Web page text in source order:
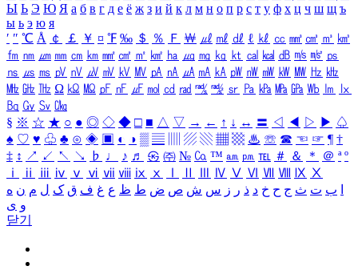
Ы Ь Э Ю Я а б в г д е ё ж з и й к л м н о п р с т у ф х ц ч ш щ ъ
ы ь э ю я
′ ″ ℃ Å ￠ ￡ ￥ ¤ ℉ ‰ ＄ ％ Ｆ ￦ ㎕ ㎖ ㎗ ℓ ㎘ ㏄ ㎣ ㎤ ㎥ ㎦
㎙ ㎚ ㎛ ㎜ ㎝ ㎞ ㎟ ㎠ ㎡ ㎢ ㏊ ㎍ ㎎ ㎏ ㏏ ㎈ ㎉ ㏈ ㎧ ㎨ ㎰
㎱ ㎲ ㎳ ㎴ ㎵ ㎶ ㎷ ㎸ ㎹ ㎀ ㎁ ㎂ ㎃ ㎄ ㎺ ㎻ ㎽ ㎾ ㎿ ㎐ ㎑
㎒ ㎓ ㎔ Ω ㏀ ㏁ ㎊ ㎋ ㎌ ㏖ ㏅ ㎭ ㎮ ㎯ ㏛ ㎩ ㎪ ㎫ ㎬ ㏝ ㏐
㏓
㏃ ㏉ ㏜ ㏆
§ ※ ☆ ★ ○ ● ◎ ◇ ◆ □ ■ △ ▽ → ← ↑ ↓ ↔ 〓 ◁ ◀ ▷ ▶ ♤
♠ ♡ ♥ ♧ ♣ ⊙ ◈ ▣ ◐ ◑ ▒ ▤ ▨ ▧ ▦ ▩ ♨ ☏ ☎ ☜ ☞ ¶ †
‡ ↕ ↗ ↙ ↖ ↘ ♭ ♩ ♪ ♬ ㉿ ㈜ № ㏇ ™ ㏂ ㏘ ℡ ＃ ＆ ＊ ＠ ª º
ⅰ
ⅱ ⅲ ⅳ ⅴ ⅵ ⅶ ⅷ ⅸ ⅹ Ⅳ Ⅴ Ⅵ Ⅶ Ⅷ Ⅸ Ⅹ
ب ت ث ج ح خ د ذ ر ز س ش ص ض ط ظ ع غ ف ق ک ل م ن ه
و ی
닫기